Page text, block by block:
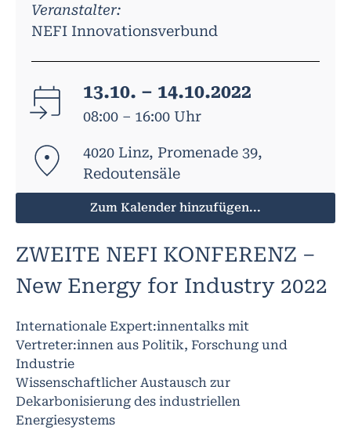
Veranstalter:
NEFI Innovationsverbund
13.10. – 14.10.2022
08:00 – 16:00 Uhr
4020 Linz, Promenade 39,
Redoutensäle
Zum Kalender hinzufügen...
ZWEITE NEFI KONFERENZ –
New Energy for Industry 2022
Internationale Expert:innentalks mit
Vertreter:innen aus Politik, Forschung und
Industrie
Wissenschaftlicher Austausch zur
Dekarbonisierung des industriellen
Energiesystems